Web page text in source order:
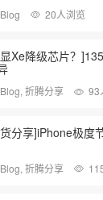
Blog 20人浏览
Xe降级芯片？
Blog, 折腾分享 93
分享]iPhone极度
Blog, 折腾分享